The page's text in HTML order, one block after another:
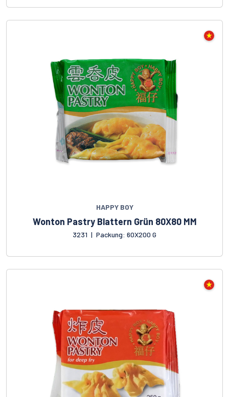
HAPPY BOY
Wonton Pastry Blattern Grün 80X80 MM
3231 | Packung: 60X200 G